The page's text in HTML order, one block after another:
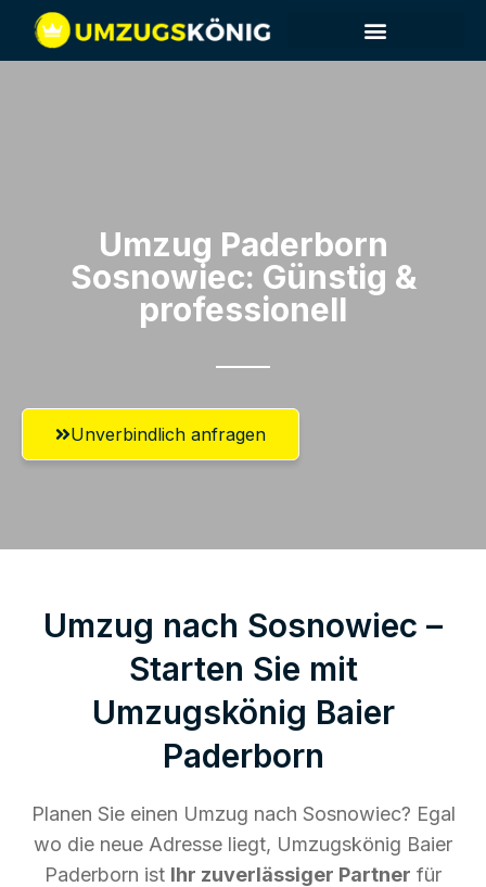
Umzug Paderborn​
Sosnowiec: Günstig &
professionell​
Unverbindlich anfragen
Umzug nach Sosnowiec –
Starten Sie mit
Umzugskönig Baier
Paderborn
Planen Sie einen Umzug nach Sosnowiec? Egal
wo die neue Adresse liegt, Umzugskönig Baier
Paderborn ist Ihr zuverlässiger Partner für